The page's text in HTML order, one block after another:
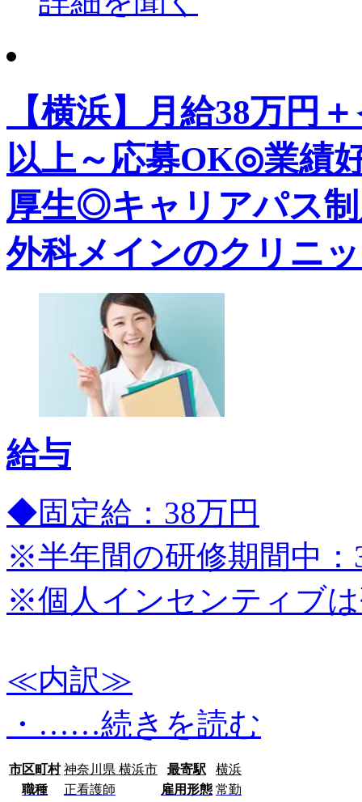
【横浜】月給38万円
以上～応募OK◎業績
厚生◎キャリアパス
外科メインのクリニ
給与
◆固定給：38万円
※半年間の研修期間中：
※個人インセンティブ
≪内訳≫
・……続きを読む
市区町村 神奈川県 横浜市 最寄駅
横浜
職種
正看護師 雇用形態 常勤